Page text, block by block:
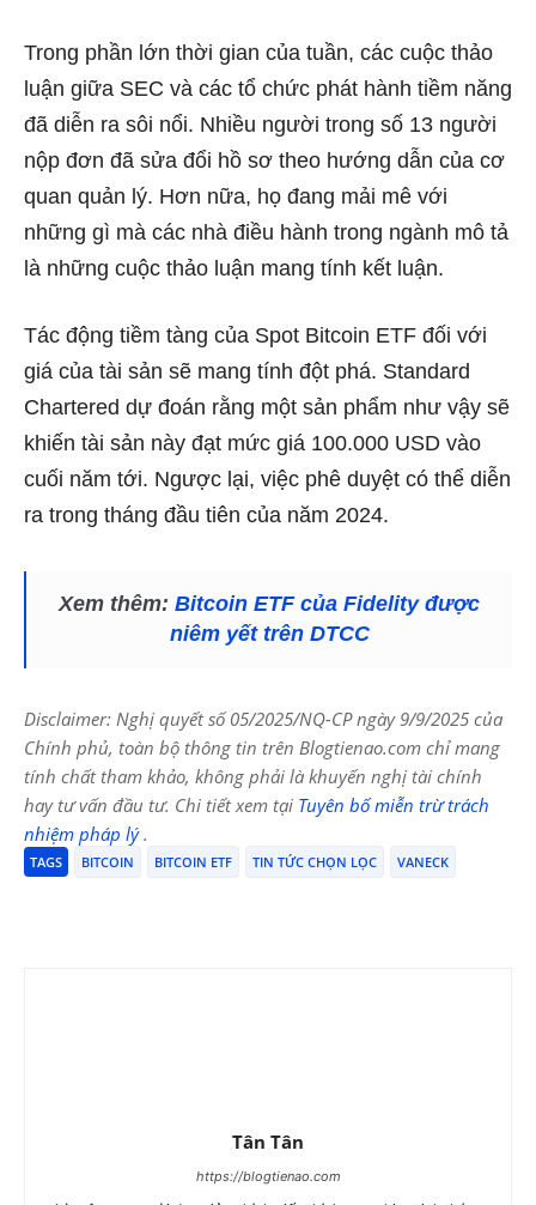
Trong phần lớn thời gian của tuần, các cuộc thảo
luận giữa SEC và các tổ chức phát hành tiềm năng
đã diễn ra sôi nổi. Nhiều người trong số 13 người
nộp đơn đã sửa đổi hồ sơ theo hướng dẫn của cơ
quan quản lý. Hơn nữa, họ đang mải mê với
những gì mà các nhà điều hành trong ngành mô tả
là những cuộc thảo luận mang tính kết luận.
Tác động tiềm tàng của Spot Bitcoin ETF đối với
giá của tài sản sẽ mang tính đột phá. Standard
Chartered dự đoán rằng một sản phẩm như vậy sẽ
khiến tài sản này đạt mức giá 100.000 USD vào
cuối năm tới. Ngược lại, việc phê duyệt có thể diễn
ra trong tháng đầu tiên của năm 2024.
Xem thêm: Bitcoin ETF của Fidelity được
niêm yết trên DTCC
Disclaimer: Nghị quyết số 05/2025/NQ-CP ngày 9/9/2025 của
Chính phủ, toàn bộ thông tin trên Blogtienao.com chỉ mang
tính chất tham khảo, không phải là khuyến nghị tài chính
hay tư vấn đầu tư. Chi tiết xem tại Tuyên bố miễn trừ trách
nhiệm pháp lý.
TAGS BITCOIN BITCOIN ETF TIN TỨC CHỌN LỌC VANECK
Tân Tân
https://blogtienao.com